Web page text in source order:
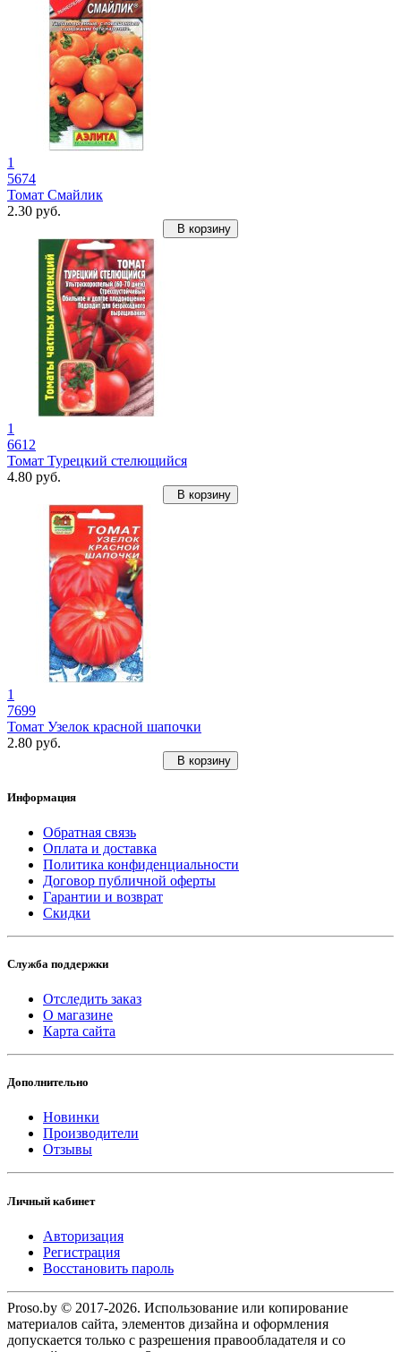
1
5674
Томат Смайлик
2.30 руб.
В корзину
1
6612
Томат Турецкий стелющийся
4.80 руб.
В корзину
1
7699
Томат Узелок красной шапочки
2.80 руб.
В корзину
Информация
Обратная связь
Оплата и доставка
Политика конфиденциальности
Договор публичной оферты
Гарантии и возврат
Скидки
Служба поддержки
Отследить заказ
О магазине
Карта сайта
Дополнительно
Новинки
Производители
Отзывы
Личный кабинет
Авторизация
Регистрация
Восстановить пароль
Proso.by © 2017-2026. Использование или копирование
материалов сайта, элементов дизайна и оформления
допускается только с разрешения правообладателя и со